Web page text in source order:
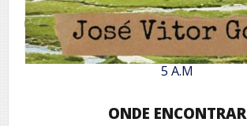
5 A.M
ONDE ENCONTRAR